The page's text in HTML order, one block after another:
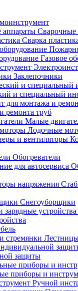
Сварочные
Сварка
Газовое
Заклепочники
и специальный
ремонта труб
Малые
Лодочные
Обогреватели
Снегоуборщики
защиты
приборы и
Ручной